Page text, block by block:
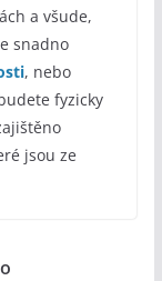
a všude,
snadno
, nebo
fyzicky
jsou ze